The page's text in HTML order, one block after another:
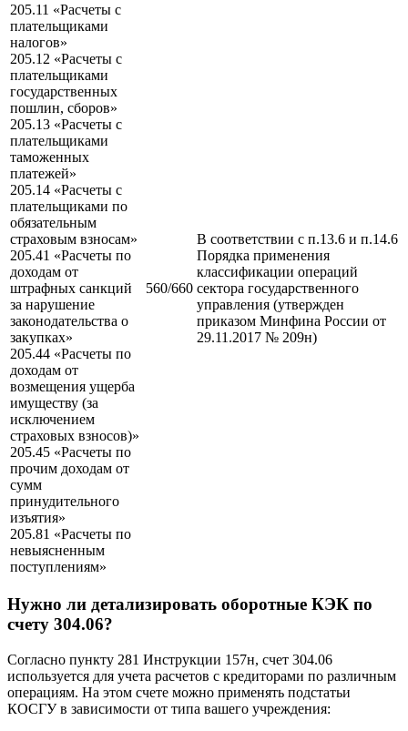
205.11 «Расчеты с
плательщиками
налогов»
205.12 «Расчеты с
плательщиками
государственных
пошлин, сборов»
205.13 «Расчеты с
плательщиками
таможенных
платежей»
205.14 «Расчеты с
плательщиками по
обязательным
страховым взносам»
205.41 «Расчеты по
доходам от
штрафных санкций
за нарушение
законодательства о
закупках»
205.44 «Расчеты по
доходам от
возмещения ущерба
имуществу (за
исключением
страховых взносов)»
205.45 «Расчеты по
прочим доходам от
сумм
принудительного
изъятия»
205.81 «Расчеты по
невыясненным
поступлениям»
560/660
В соответствии с п.13.6 и п.14.6
Порядка применения
классификации операций
сектора государственного
управления (утвержден
приказом Минфина России от
29.11.2017 № 209н)
Нужно ли детализировать оборотные КЭК по
счету 304.06?
Согласно пункту 281 Инструкции 157н, счет 304.06
используется для учета расчетов с кредиторами по различным
операциям. На этом счете можно применять подстатьи
КОСГУ в зависимости от типа вашего учреждения: